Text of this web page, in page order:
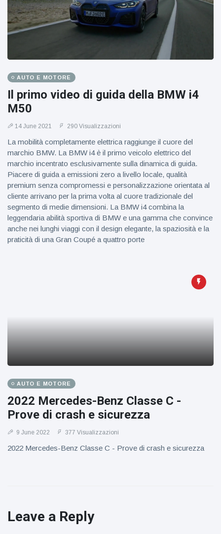
AUTO E MOTORE
Il primo video di guida della BMW i4
M50
14 June 2021 290 Visualizzazioni
La mobilità completamente elettrica raggiunge il cuore del
marchio BMW. La BMW i4 è il primo veicolo elettrico del
marchio incentrato esclusivamente sulla dinamica di guida.
Piacere di guida a emissioni zero a livello locale, qualità
premium senza compromessi e personalizzazione orientata al
cliente arrivano per la prima volta al cuore tradizionale del
segmento di medie dimensioni. La BMW i4 combina la
leggendaria abilità sportiva di BMW e una gamma che convince
anche nei lunghi viaggi con il design elegante, la spaziosità e la
praticità di una Gran Coupé a quattro porte
AUTO E MOTORE
2022 Mercedes-Benz Classe C -
Prove di crash e sicurezza
9 June 2022 377 Visualizzazioni
2022 Mercedes-Benz Classe C - Prove di crash e sicurezza
Leave a Reply